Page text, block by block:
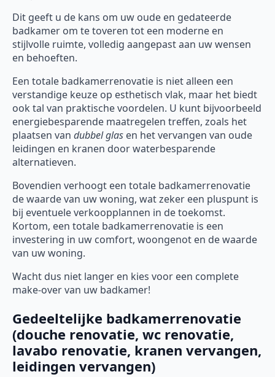
Dit geeft u de kans om uw oude en gedateerde
badkamer om te toveren tot een moderne en
stijlvolle ruimte, volledig aangepast aan uw wensen
en behoeften.
Een totale badkamerrenovatie is niet alleen een
verstandige keuze op esthetisch vlak, maar het biedt
ook tal van praktische voordelen. U kunt bijvoorbeeld
energiebesparende maatregelen treffen, zoals het
plaatsen van dubbel glas en het vervangen van oude
leidingen en kranen door waterbesparende
alternatieven.
Bovendien verhoogt een totale badkamerrenovatie
de waarde van uw woning, wat zeker een pluspunt is
bij eventuele verkoopplannen in de toekomst.
Kortom, een totale badkamerrenovatie is een
investering in uw comfort, woongenot en de waarde
van uw woning.
Wacht dus niet langer en kies voor een complete
make-over van uw badkamer!
Gedeeltelijke badkamerrenovatie
(douche renovatie, wc renovatie,
lavabo renovatie, kranen vervangen,
leidingen vervangen)